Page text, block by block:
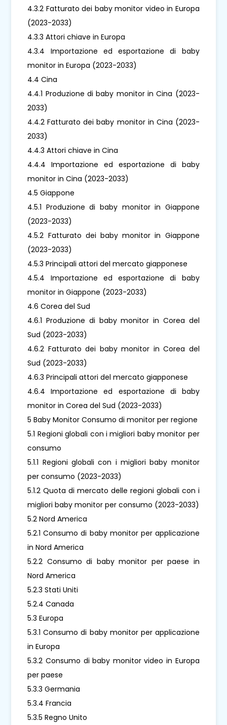
4.3.2 Fatturato dei baby monitor video in Europa
(2023-2033)
4.3.3 Attori chiave in Europa
4.3.4 Importazione ed esportazione di baby
monitor in Europa (2023-2033)
4.4 Cina
4.4.1 Produzione di baby monitor in Cina (2023-
2033)
4.4.2 Fatturato dei baby monitor in Cina (2023-
2033)
4.4.3 Attori chiave in Cina
4.4.4 Importazione ed esportazione di baby
monitor in Cina (2023-2033)
4.5 Giappone
4.5.1 Produzione di baby monitor in Giappone
(2023-2033)
4.5.2 Fatturato dei baby monitor in Giappone
(2023-2033)
4.5.3 Principali attori del mercato giapponese
4.5.4 Importazione ed esportazione di baby
monitor in Giappone (2023-2033)
4.6 Corea del Sud
4.6.1 Produzione di baby monitor in Corea del
Sud (2023-2033)
4.6.2 Fatturato dei baby monitor in Corea del
Sud (2023-2033)
4.6.3 Principali attori del mercato giapponese
4.6.4 Importazione ed esportazione di baby
monitor in Corea del Sud (2023-2033)
5 Baby Monitor Consumo di monitor per regione
5.1 Regioni globali con i migliori baby monitor per
consumo
5.1.1 Regioni globali con i migliori baby monitor
per consumo (2023-2033)
5.1.2 Quota di mercato delle regioni globali con i
migliori baby monitor per consumo (2023-2033)
5.2 Nord America
5.2.1 Consumo di baby monitor per applicazione
in Nord America
5.2.2 Consumo di baby monitor per paese in
Nord America
5.2.3 Stati Uniti
5.2.4 Canada
5.3 Europa
5.3.1 Consumo di baby monitor per applicazione
in Europa
5.3.2 Consumo di baby monitor video in Europa
per paese
5.3.3 Germania
5.3.4 Francia
5.3.5 Regno Unito